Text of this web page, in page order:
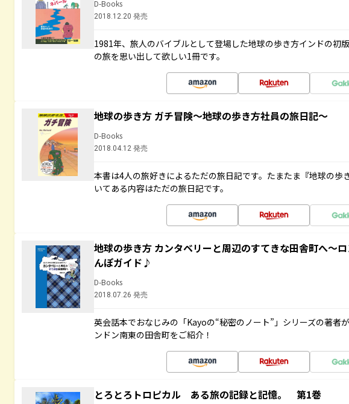
D-Books
2018.12.20 発売
1981年、旅人のバイブルとして登場した地球の歩き方インドの
の旅を思い出して欲しい1冊です。
地球の歩き方 ガチ冒険～地球の歩き方社員の旅日記～
D-Books
2018.04.12 発売
本書は4人の旅好きによるただの旅日記です。たまたま『地球の歩
いてある内容はただの旅日記です。
地球の歩き方 カンタベリーと周辺のすてきな田舎町へ～
んぽガイド♪
D-Books
2018.07.26 発売
英会話本でおなじみの「Kayoの“秘密のノート”」シリーズの著者
ンドン南東の田舎町をご紹介！
とろとろトロピカル ある旅の記録と記憶。 第1巻